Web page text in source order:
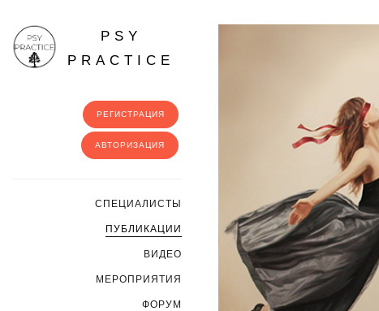
PSY
PRACTICE
РЕГИСТРАЦИЯ
АВТОРИЗАЦИЯ
CПЕЦИАЛИСТЫ
ПУБЛИКАЦИИ
ВИДЕО
МЕРОПРИЯТИЯ
ФОРУМ